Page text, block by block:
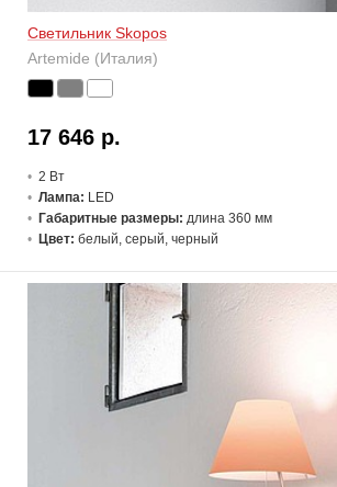
Светильник Skopos
Artemide (Италия)
17 646 р.
2 Вт
Лампа: LED
Габаритные размеры: длина 360 мм
Цвет: белый, серый, черный